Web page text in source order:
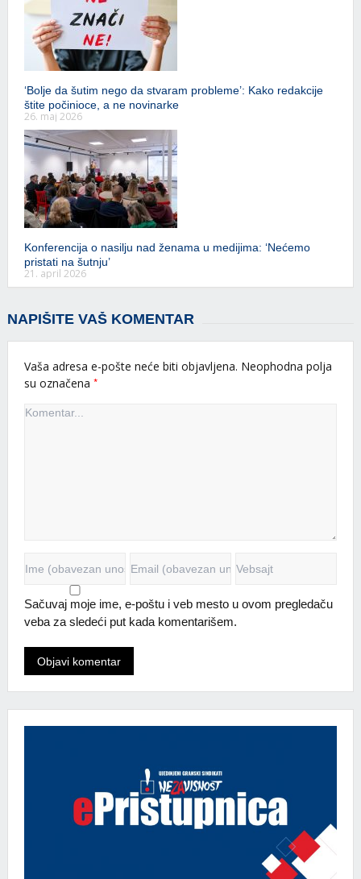
‘Bolje da šutim nego da stvaram probleme’: Kako redakcije
štite počinioce, a ne novinarke
26. maj 2026
Konferencija o nasilju nad ženama u medijima: ‘Nećemo
pristati na šutnju’
21. april 2026
NAPIŠITE VAŠ KOMENTAR
Vaša adresa e-pošte neće biti objavljena. Neophodna polja
su označena *
Sačuvaj moje ime, e-poštu i veb mesto u ovom pregledaču
veba za sledeći put kada komentarišem.